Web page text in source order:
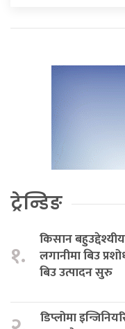
ट्रेन्डिङ
१.
किसान
लगानीमा बिउ
बिउ उत्पादन सुरु
डिप्लोमा